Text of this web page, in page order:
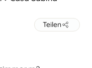
Teilen